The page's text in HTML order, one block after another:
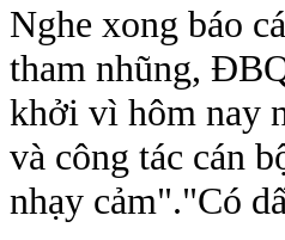
Nghe xong báo
tham nhũng,
khởi vì hôm nay
và công tác cán
nhạy cảm"."Có